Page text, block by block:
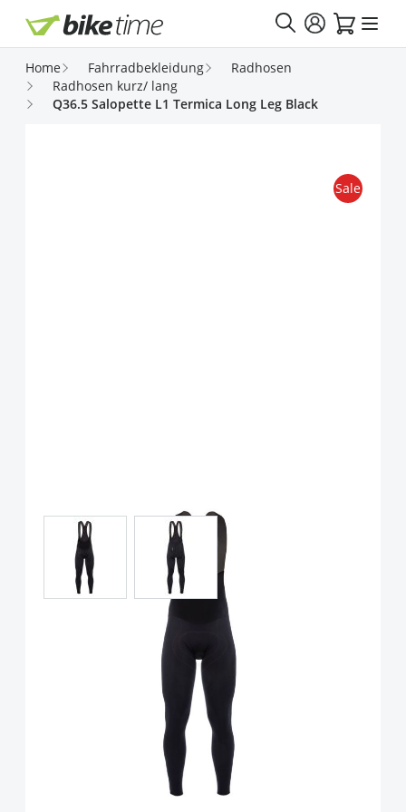
Direkt zum Inhalt
Home Fahrradbekleidung
Radhosen
Radhosen kurz/ lang
Q36.5 Salopette L1 Termica Long Leg Black
Q36.5 Salopette L1 Termica
Long Leg Black
Sale
View larger imageView larger image